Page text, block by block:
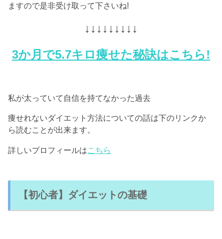
ますので是非受け取って下さいね!
↓↓↓↓↓↓↓↓↓
3か月で5.7キロ痩せた秘訣はこちら!
私が太っていて自信を持てなかった過去
痩せれないダイエット方法についての話は下のリンクか
ら読むことが出来ます。
詳しいプロフィールは こちら
【初心者】ダイエットの基礎